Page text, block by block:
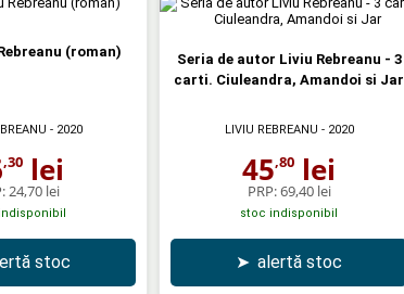
(roman)
- 2020
,30 lei
24,70 lei
stoc
Seria de autor Liviu Rebreanu - 3
carti. Ciuleandra, Amandoi si Jar
LIVIU REBREANU - 2020
45,80 lei
PRP:69,40 lei
stoc indisponibil
➤ alertă stoc